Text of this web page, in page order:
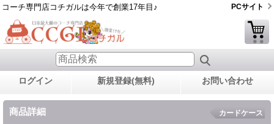
コーチ専門店コチガルは今年で創業17年目♪ PCサイト
ログイン 新規登録(無料) お問い合わせ
商品詳細 カードケース